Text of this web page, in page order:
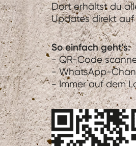
Dort erhältst du
Updates direkt
So einfach geht's:
- QR-Code
- WhatsApp-
- Immer auf dem